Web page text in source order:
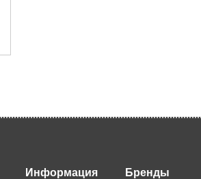
Информация Бренды